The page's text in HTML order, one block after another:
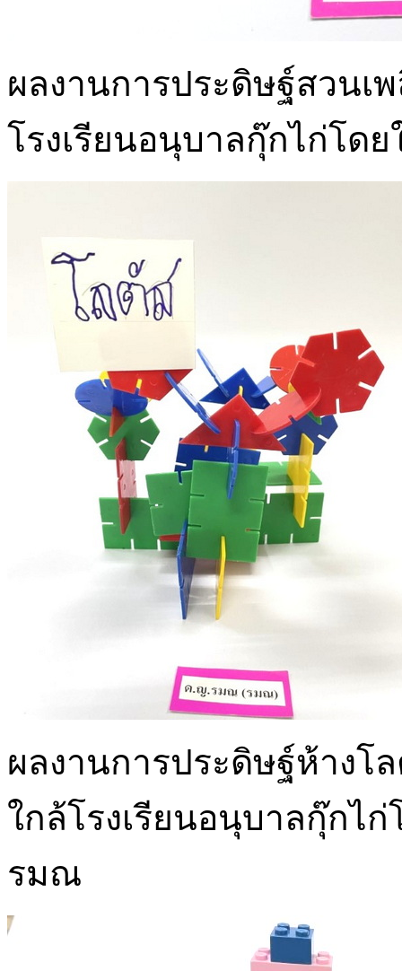
ผลงานการประดิษฐ์สวนเ
โรงเรียนอนุบาลกุ๊กไก่โด
ผลงานการประดิษฐ์ห้างโ
ใกล้โรงเรียนอนุบาลกุ๊กไ
รมณ